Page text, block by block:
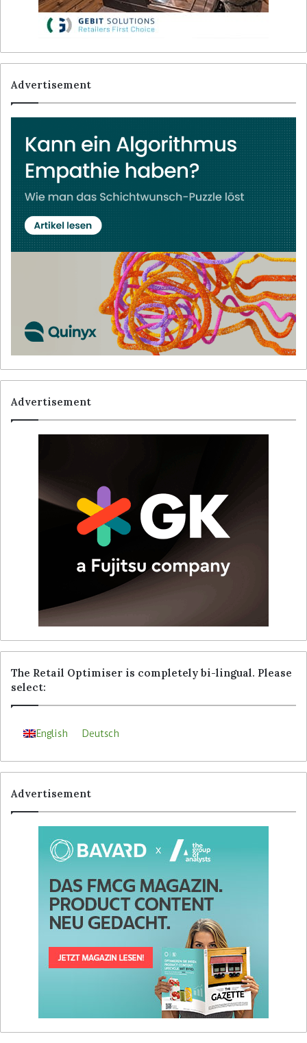
Advertisement
Advertisement
The Retail Optimiser is completely bi-lingual. Please
select:
English Deutsch
Advertisement